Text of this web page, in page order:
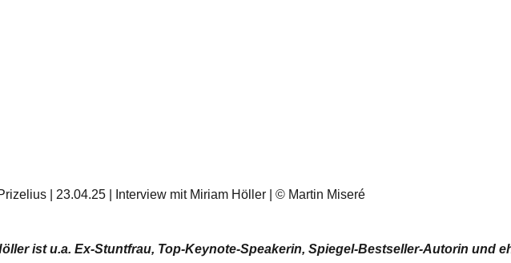
| 23.04.25 | Interview mit Miriam Höller | © Martin Miseré
ist u.a. Ex-Stuntfrau, Top-Keynote-Speakerin, Spiegel-Bestseller-Autorin und